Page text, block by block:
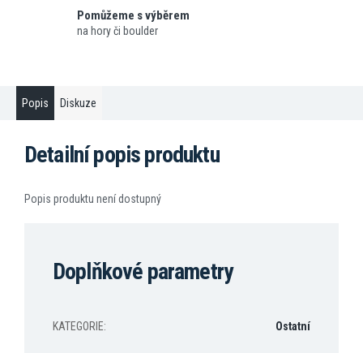
Pomůžeme s výběrem
na hory či boulder
Popis Diskuze
Detailní popis produktu
Popis produktu není dostupný
Doplňkové parametry
KATEGORIE: Ostatní